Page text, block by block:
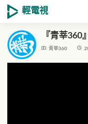
輕電視
『青莘360
live_tv 青莘360 access_time